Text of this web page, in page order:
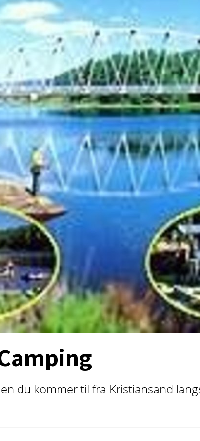
du kommer til fra Kristiansand